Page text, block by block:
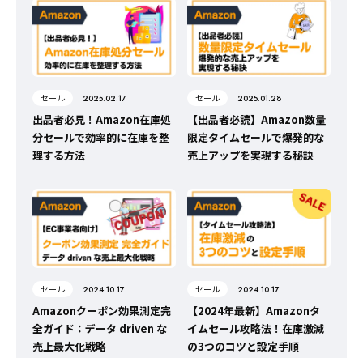
セール 2025.02.17
出品者必見！Amazon在庫処
分セールで効率的に在庫を整
理する方法
セール 2025.01.28
【出品者必読】Amazon数量
限定タイムセールで爆発的な
売上アップを実現する秘訣
セール 2024.10.17
Amazonクーポン効果測定完
全ガイド：データ driven な
売上最大化戦略
セール 2024.10.17
【2024年最新】Amazonタ
イムセール攻略法！在庫激減
の3つのコツと設定手順